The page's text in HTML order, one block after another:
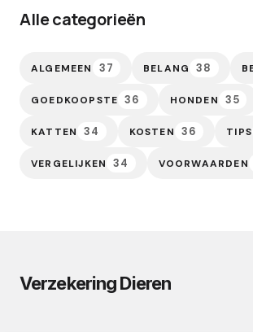
Alle categorieën
ALGEMEEN 37 BELANG 38
GOEDKOOPSTE 36 HONDEN 35
KATTEN 34 KOSTEN 36 TIPS
VERGELIJKEN 34 VOORWAARDEN
Verzekering Dieren